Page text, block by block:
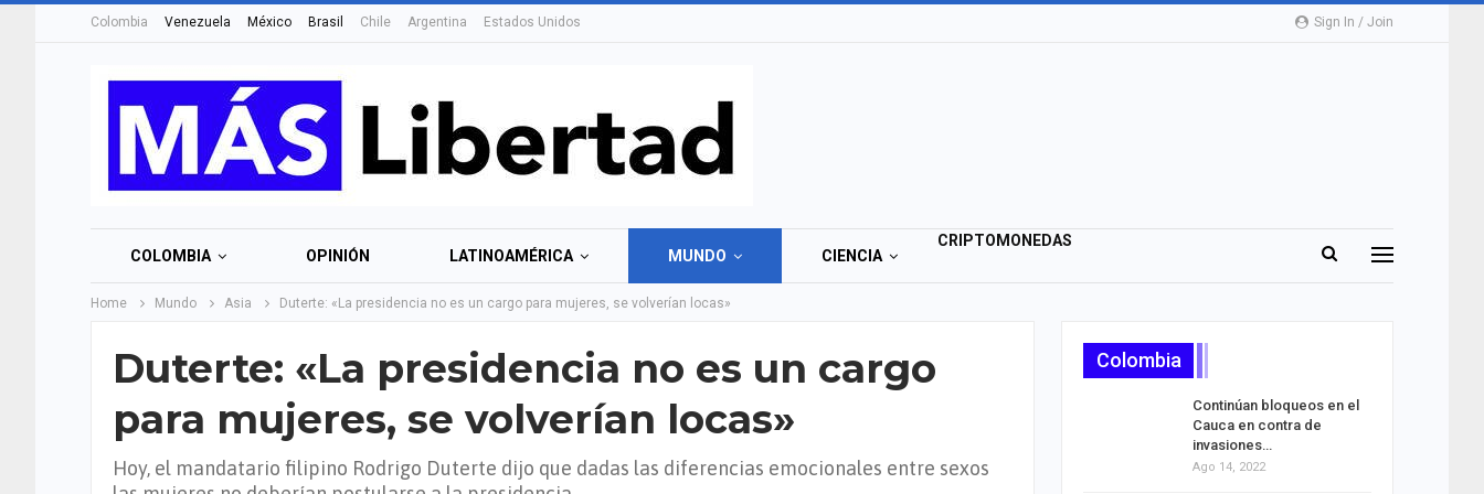
Sign In / Join
Colombia Venezuela México Brasil Chile Argentina Estados Unidos
COLOMBIA OPINIÓN LATINOAMÉRICA MUNDO CIENCIA
CRIPTOMONEDAS
Home Mundo Asia Duterte: «La presidencia no es un cargo para mujeres, se volverían locas»
Duterte: «La presidencia no es un cargo
para mujeres, se volverían locas»
Hoy, el mandatario filipino Rodrigo Duterte dijo que dadas las diferencias emocionales entre sexos
Colombia
Continúan bloqueos en el
Cauca en contra de
invasiones…
Ago 14, 2022